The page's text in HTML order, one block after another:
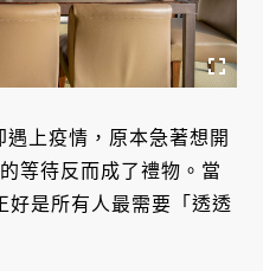
上疫情，原本急著想開
等待反而成了禮物。當
好是所有人最需要「透透